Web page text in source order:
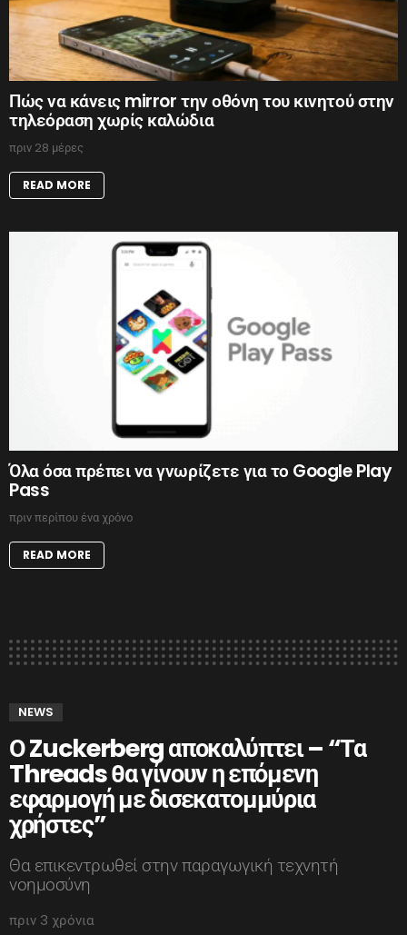
Πώς να κάνεις mirror την οθόνη του κινητού στην
τηλεόραση χωρίς καλώδια
πριν 28 μέρες
READ MORE
Όλα όσα πρέπει να γνωρίζετε για το Google Play
Pass
πριν περίπου ένα χρόνο
READ MORE
NEWS
Ο Zuckerberg αποκαλύπτει – “Τα
Threads θα γίνουν η επόμενη
εφαρμογή με δισεκατομμύρια
χρήστες”
Θα επικεντρωθεί στην παραγωγική τεχνητή
νοημοσύνη
πριν 3 χρόνια